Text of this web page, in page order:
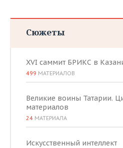
Сюжеты
XVI саммит БРИКС в
499 МАТЕРИАЛОВ
Великие воины Татарии.
материалов
24 МАТЕРИАЛА
Искусственный интеллект